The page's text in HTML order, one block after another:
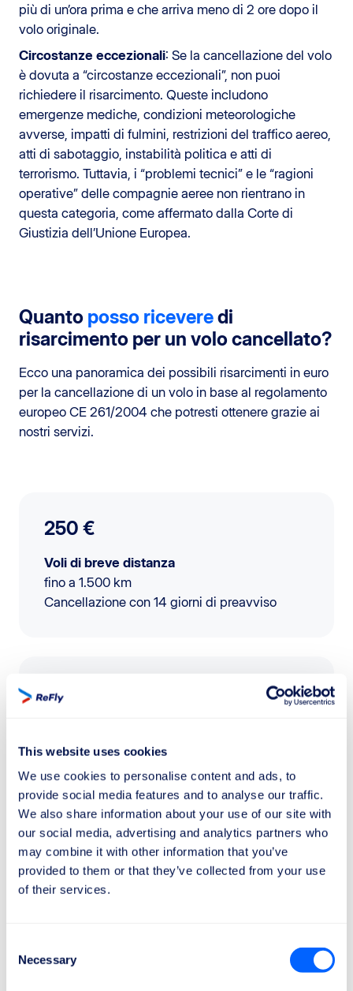
This website uses cookies
We use cookies to personalise content and ads, to
provide social media features and to analyse our traffic.
We also share information about your use of our site with
our social media, advertising and analytics partners who
may combine it with other information that you’ve
provided to them or that they’ve collected from your use
of their services.
Selection
Necessary
più di un’ora prima e che arriva meno di 2 ore dopo il
volo originale.
Circostanze eccezionali: Se la cancellazione del volo
è dovuta a “circostanze eccezionali”, non puoi
richiedere il risarcimento. Queste includono
emergenze mediche, condizioni meteorologiche
avverse, impatti di fulmini, restrizioni del traffico aereo,
atti di sabotaggio, instabilità politica e atti di
terrorismo. Tuttavia, i “problemi tecnici” e le “ragioni
operative” delle compagnie aeree non rientrano in
questa categoria, come affermato dalla Corte di
Giustizia dell’Unione Europea.
Quanto posso riceveredi
risarcimento per un volo cancellato?
Ecco una panoramica dei possibili risarcimenti in euro
per la cancellazione di un volo in base al regolamento
europeo CE 261/2004 che potresti ottenere grazie ai
nostri servizi.
250 €
Voli di breve distanza
fino a 1.500 km
Cancellazione con 14 giorni di preavviso
400 €
tra 1.500 km e 3.500 km
preavviso
600 €
preavviso